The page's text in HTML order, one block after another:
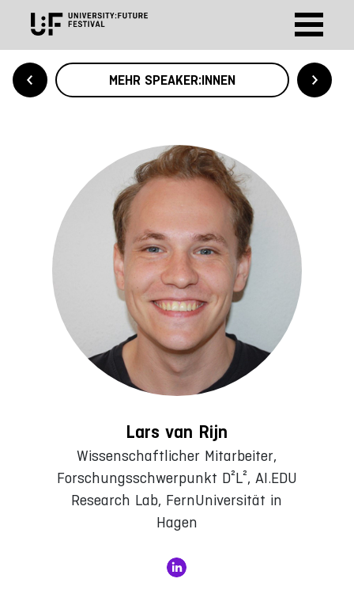
MEHR SPEAKER:INNEN
Lars van Rijn
Wissenschaftlicher Mitarbeiter,
Forschungsschwerpunkt D²L², AI.EDU
Research Lab, FernUniversität in
Hagen